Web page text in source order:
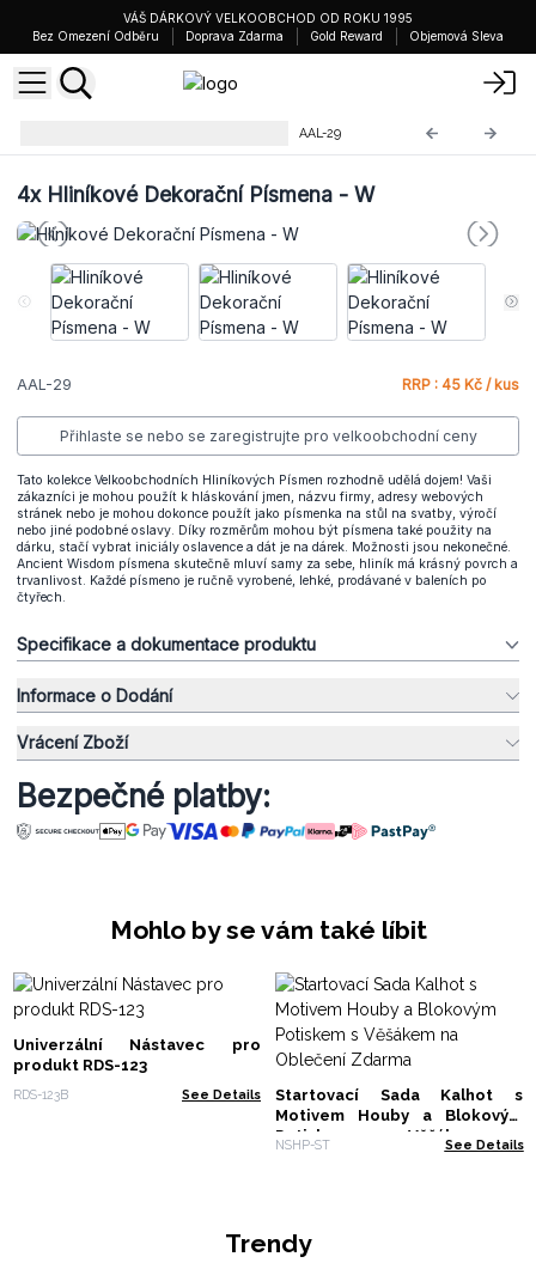
VÁŠ DÁRKOVÝ VELKOOBCHOD OD ROKU 1995
Bez Omezení Odběru
Doprava Zdarma Gold Reward Objemová Sleva
AAL-29
4xHliníkové Dekorační Písmena - W
AAL-29 RRP : 45 Kč / kus
Přihlaste se nebo se zaregistrujte pro velkoobchodní ceny
Tato kolekce Velkoobchodních Hliníkových Písmen rozhodně udělá dojem! Vaši
zákazníci je mohou použít k hláskování jmen, názvu firmy, adresy webových
stránek nebo je mohou dokonce použít jako písmenka na stůl na svatby, výročí
nebo jiné podobné oslavy. Díky rozměrům mohou být písmena také použity na
dárku, stačí vybrat iniciály oslavence a dát je na dárek. Možnosti jsou nekonečné.
Ancient Wisdom písmena skutečně mluví samy za sebe, hliník má krásný povrch a
trvanlivost. Každé písmeno je ručně vyrobené, lehké, prodávané v baleních po
čtyřech.
Specifikace a dokumentace produktu
Informace o Dodání
Vrácení Zboží
Bezpečné platby:
Mohlo by se vám také líbit
Univerzální Nástavec pro
produkt RDS-123
RDS-123B See Details
Startovací Sada Kalhot s
Motivem Houby a Blokovým
Potiskem s Věšákem na
NSHP-ST See Details
Trendy